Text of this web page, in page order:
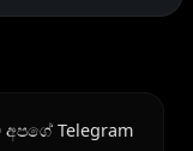
Telegram